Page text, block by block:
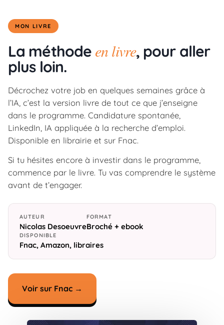
MON LIVRE
La méthode en livre, pour aller
plus loin.
Décrochez votre job en quelques semaines grâce à
l’IA, c’est la version livre de tout ce que j’enseigne
dans le programme. Candidature spontanée,
LinkedIn, IA appliquée à la recherche d’emploi.
Disponible en librairie et sur Fnac.
Si tu hésites encore à investir dans le programme,
commence par le livre. Tu vas comprendre le système
avant de t’engager.
AUTEUR
Nicolas Desoeuvre
FORMAT
Broché + ebook
DISPONIBLE
Fnac, Amazon, libraires
Voir sur Fnac →